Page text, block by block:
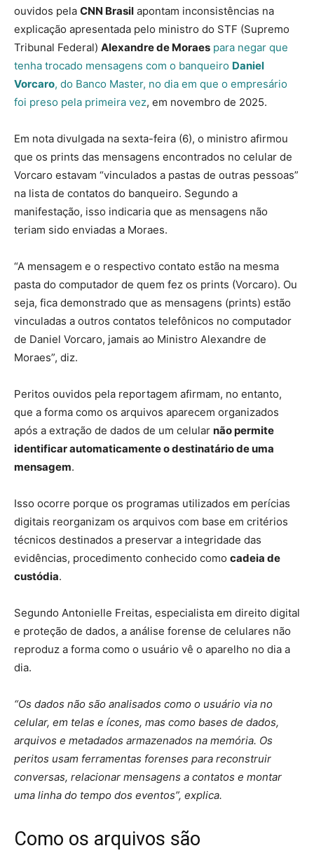
ouvidos pela CNN Brasil apontam inconsistências na
explicação apresentada pelo ministro do STF (Supremo
Tribunal Federal) Alexandre de Moraes para negar que
tenha trocado mensagens com o banqueiro Daniel
Vorcaro, do Banco Master, no dia em que o empresário
foi preso pela primeira vez, em novembro de 2025.
Em nota divulgada na sexta-feira (6), o ministro afirmou
que os prints das mensagens encontrados no celular de
Vorcaro estavam “vinculados a pastas de outras pessoas”
na lista de contatos do banqueiro. Segundo a
manifestação, isso indicaria que as mensagens não
teriam sido enviadas a Moraes.
“A mensagem e o respectivo contato estão na mesma
pasta do computador de quem fez os prints (Vorcaro). Ou
seja, fica demonstrado que as mensagens (prints) estão
vinculadas a outros contatos telefônicos no computador
de Daniel Vorcaro, jamais ao Ministro Alexandre de
Moraes”, diz.
Peritos ouvidos pela reportagem afirmam, no entanto,
que a forma como os arquivos aparecem organizados
após a extração de dados de um celular não permite
identificar automaticamente o destinatário de uma
mensagem.
Isso ocorre porque os programas utilizados em perícias
digitais reorganizam os arquivos com base em critérios
técnicos destinados a preservar a integridade das
evidências, procedimento conhecido como cadeia de
custódia.
Segundo Antonielle Freitas, especialista em direito digital
e proteção de dados, a análise forense de celulares não
reproduz a forma como o usuário vê o aparelho no dia a
dia.
“Os dados não são analisados como o usuário via no
celular, em telas e ícones, mas como bases de dados,
arquivos e metadados armazenados na memória. Os
peritos usam ferramentas forenses para reconstruir
conversas, relacionar mensagens a contatos e montar
uma linha do tempo dos eventos”, explica.
Como os arquivos são